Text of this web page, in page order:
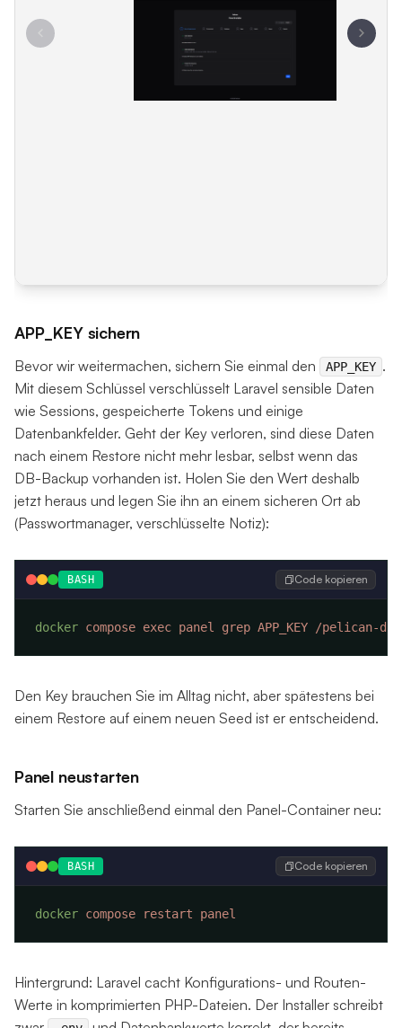
APP_KEY sichern
Bevor wir weitermachen, sichern Sie einmal den APP_KEY .
Mit diesem Schlüssel verschlüsselt Laravel sensible Daten
wie Sessions, gespeicherte Tokens und einige
Datenbankfelder. Geht der Key verloren, sind diese Daten
nach einem Restore nicht mehr lesbar, selbst wenn das
DB-Backup vorhanden ist. Holen Sie den Wert deshalb
jetzt heraus und legen Sie ihn an einem sicheren Ort ab
(Passwortmanager, verschlüsselte Notiz):
BASH Code kopieren
docker compose exec panel grep APP_KEY
Den Key brauchen Sie im Alltag nicht, aber spätestens bei
einem Restore auf einem neuen Seed ist er entscheidend.
Panel neustarten
Starten Sie anschließend einmal den Panel-Container neu:
BASH Code kopieren
docker compose restart
Hintergrund: Laravel cacht Konfigurations- und Routen-
Werte in komprimierten PHP-Dateien. Der Installer schreibt